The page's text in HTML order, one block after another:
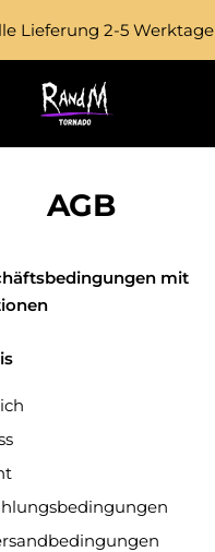
Lieferung 2-5 Werktage
Tornado
Vape
AGB
mit